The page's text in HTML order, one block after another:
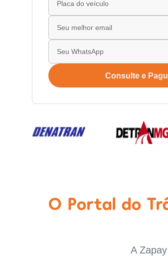
Consulte e
O Portal do
A